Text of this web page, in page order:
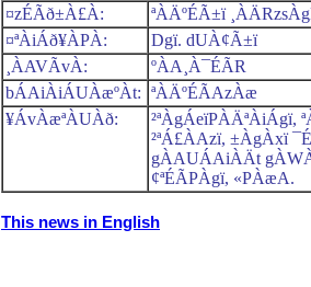
¤zÉÃð±À£À:
ªÀÄºÉÃ±ï
¤ªÀiÁð¥ÀPÀ:
Dgï. dUÀ¢Ã±ï
¸ÀAVÃvÀ:
ºÀA¸À¯ÉÃR
bÁAiÀiÁUÀæºÀt: ªÀÄºÉÃAzÀæ
¥ÁvÀæªÀUÀð:
²ªÀgÁeïPÀÄªÀiÁgï,
²ªÁ£ÀAzï, ±ÀgÀxï
gÀAUÁAiÀÄt
¢ªÉÃPÀgï, «PÀæA.
This news in English